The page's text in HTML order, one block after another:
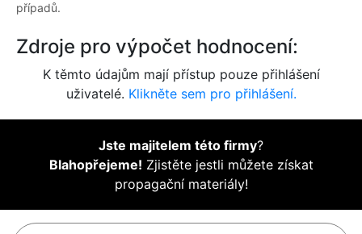
případů.
Zdroje pro výpočet hodnocení:
K těmto údajům mají přístup pouze přihlášení
uživatelé. Klikněte sem pro přihlášení.
Jste majitelem této firmy?
Blahopřejeme! Zjistěte jestli můžete získat
propagační materiály!